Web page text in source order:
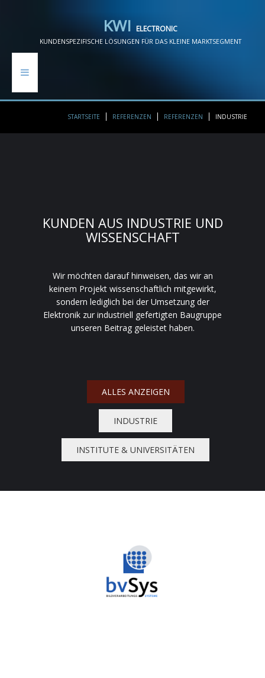
KWI ELECTRONIC
KUNDENSPEZIFISCHE LÖSUNGEN FÜR DAS KLEINE MARKTSEGMENT
KONTAKT
STARTSEITE REFERENZEN REFERENZEN INDUSTRIE
KUNDEN AUS INDUSTRIE UND
WISSENSCHAFT
Wir möchten darauf hinweisen, das wir an
keinem Projekt wissenschaftlich mitgewirkt,
sondern lediglich bei der Umsetzung der
Elektronik zur industriell gefertigten Baugruppe
unseren Beitrag geleistet haben.
ALLES ANZEIGEN
INDUSTRIE
INSTITUTE & UNIVERSITÄTEN